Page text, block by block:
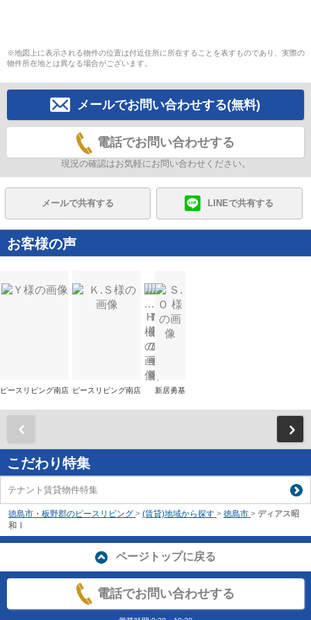
※地図上に表示される物件の位置は付近住所に所在することを表すものであり、実際の
物件所在地とは異なる場合がございます。
メールでお問い合わせする(無料)
電話でお問い合わせする
現況の確認はお気軽にお問い合わせください。
メールで共有する LINEで共有する
お客様の声
ピースリビング南店 ピースリビング南店 新居勇基
こだわり特集
テナント賃貸物件特集
徳島市・板野郡のピースリビング > (賃貸)地域から探す > 徳島市 > ディアス昭
和Ⅰ
ページトップに戻る
電話でお問い合わせする